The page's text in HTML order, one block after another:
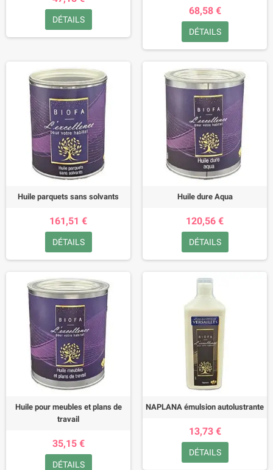
DÉTAILS
68,58 €
DÉTAILS
Huile parquets sans solvants
161,51 €
DÉTAILS
Huile dure Aqua
120,56 €
DÉTAILS
Huile pour meubles et plans de
travail
35,15 €
DÉTAILS
NAPLANA émulsion autolustrante
13,73 €
DÉTAILS